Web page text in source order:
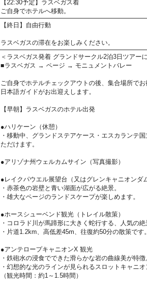
【22:30予定】ラスベガス着
ご自身でホテルへ移動。
【終日】自由行動
ラスベガスの滞在をお楽しみください。
＜ラスベガス発着 グランドサークル2泊3日ツアー
■ラスベガス → ページ → モニュメントバレー
ご自身でホテルチェックアウトの後、集合場所でお
日本語ガイドがお出迎えします。
【早朝】ラスベガスのホテル出発
●ハリケーン（休憩）
・移動中、グランドステアケース・エスカランテ
ただけます。
●アリゾナ州ウェルカムサイン（写真撮影）
●レイクパウエル展望台（又はグレンキャニオンダ
・赤茶色の岩壁と青い湖面が広がる絶景。
・雄大なページのランドスケープが楽しめます。
●ホースシューベンド観光（トレイル散策）
・コロラド川が馬蹄形に大きく蛇行する、人気の絶
・片道1.2km、高低差45m、往復約50分の散策です。
●アンテロープキャニオンX 観光
・鉄砲水の浸食でできた滑らかな岩の曲線美が特徴
・幻想的な光のラインが見られるスロットキャニオ
（観光時間：約1～1.5時間）